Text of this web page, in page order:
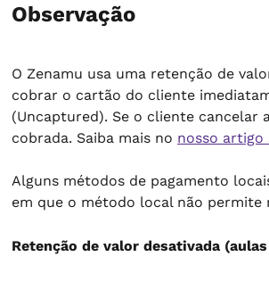
Observação
O Zenamu usa uma retenção de
cobrar o cartão do cliente
(Uncaptured). Se o cliente cancelar
cobrada. Saiba mais no nosso artigo
Alguns métodos de pagamento
em que o método local não
Retenção de valor desativada